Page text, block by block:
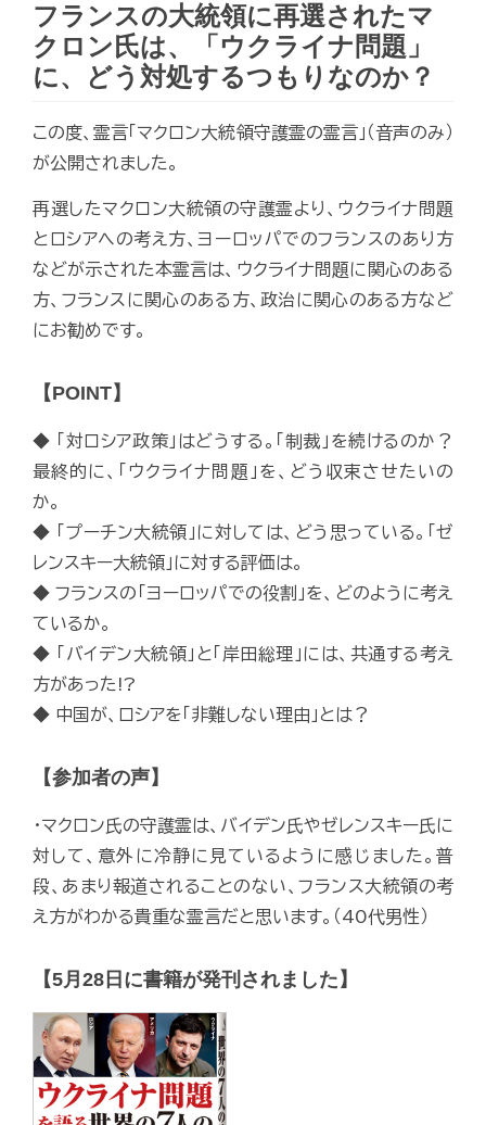
フランスの大統領に再選されたマ
クロン氏は、「ウクライナ問題」
に、どう対処するつもりなのか？
この度、霊言「マクロン大統領守護霊の霊言」（音声のみ）
が公開されました。
再選したマクロン大統領の守護霊より、ウクライナ問題
とロシアへの考え方、ヨーロッパでのフランスのあり方
などが示された本霊言は、ウクライナ問題に関心のある
方、フランスに関心のある方、政治に関心のある方など
にお勧めです。
【POINT】
◆ 「対ロシア政策」はどうする。「制裁」を続けるのか？
最終的に、「ウクライナ問題」を、どう収束させたいの
か。
◆ 「プーチン大統領」に対しては、どう思っている。「ゼ
レンスキー大統領」に対する評価は。
◆ フランスの「ヨーロッパでの役割」を、どのように考え
ているか。
◆ 「バイデン大統領」と「岸田総理」には、共通する考え
方があった!?
◆ 中国が、ロシアを「非難しない理由」とは？
【参加者の声】
・マクロン氏の守護霊は、バイデン氏やゼレンスキー氏に
対して、意外に冷静に見ているように感じました。普
段、あまり報道されることのない、フランス大統領の考
え方がわかる貴重な霊言だと思います。（40代男性）
【5月28日に書籍が発刊されました】